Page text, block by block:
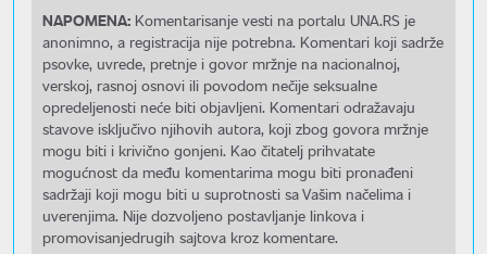
NAPOMENA: Komentarisanje vesti na portalu UNA.RS je
anonimno, a registracija nije potrebna. Komentari koji sadrže
psovke, uvrede, pretnje i govor mržnje na nacionalnoj,
verskoj, rasnoj osnovi ili povodom nečije seksualne
opredeljenosti neće biti objavljeni. Komentari odražavaju
stavove isključivo njihovih autora, koji zbog govora mržnje
mogu biti i krivično gonjeni. Kao čitatelj prihvatate
mogućnost da među komentarima mogu biti pronađeni
sadržaji koji mogu biti u suprotnosti sa Vašim načelima i
uverenjima. Nije dozvoljeno postavljanje linkova i
promovisanjedrugih sajtova kroz komentare.